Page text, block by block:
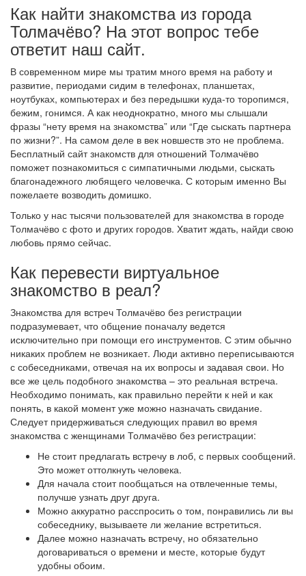
Как найти знакомства из города
Толмачёво? На этот вопрос тебе
ответит наш сайт.
В современном мире мы тратим много время на работу и
развитие, периодами сидим в телефонах, планшетах,
ноутбуках, компьютерах и без передышки куда-то торопимся,
бежим, гонимся. А как неоднократно, много мы слышали
фразы “нету время на знакомства” или “Где сыскать партнера
по жизни?”. На самом деле в век новшеств это не проблема.
Бесплатный сайт знакомств для отношений Толмачёво
поможет познакомиться с симпатичными людьми, сыскать
благонадежного любящего человечка. С которым именно Вы
пожелаете возводить домишко.
Только у нас тысячи пользователей для знакомства в городе
Толмачёво с фото и других городов. Хватит ждать, найди свою
любовь прямо сейчас.
Как перевести виртуальное
знакомство в реал?
Знакомства для встреч Толмачёво без регистрации
подразумевает, что общение поначалу ведется
исключительно при помощи его инструментов. С этим обычно
никаких проблем не возникает. Люди активно переписываются
с собеседниками, отвечая на их вопросы и задавая свои. Но
все же цель подобного знакомства – это реальная встреча.
Необходимо понимать, как правильно перейти к ней и как
понять, в какой момент уже можно назначать свидание.
Следует придерживаться следующих правил во время
знакомства с женщинами Толмачёво без регистрации:
Не стоит предлагать встречу в лоб, с первых сообщений.
Это может оттолкнуть человека.
Для начала стоит пообщаться на отвлеченные темы,
получше узнать друг друга.
Можно аккуратно расспросить о том, понравились ли вы
собеседнику, вызываете ли желание встретиться.
Далее можно назначать встречу, но обязательно
договариваться о времени и месте, которые будут
удобны обоим.